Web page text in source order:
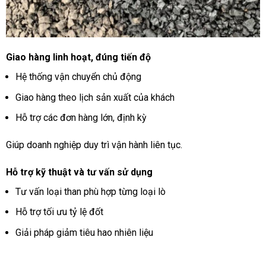
Giao hàng linh hoạt, đúng tiến độ
Hệ thống vận chuyển chủ động
Giao hàng theo lịch sản xuất của khách
Hỗ trợ các đơn hàng lớn, định kỳ
Giúp doanh nghiệp duy trì vận hành liên tục.
Hỗ trợ kỹ thuật và tư vấn sử dụng
Tư vấn loại than phù hợp từng loại lò
Hỗ trợ tối ưu tỷ lệ đốt
Giải pháp giảm tiêu hao nhiên liệu